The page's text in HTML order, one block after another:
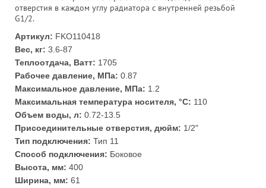
отверстия в каждом углу радиатора с внутренней резьбой
G1/2.
Артикул: FKO110418
Вес, кг: 3.6-87
Теплоотдача, Ватт: 1705
Рабочее давление, МПа: 0.87
Максимальное давление, МПа: 1.2
Максимальная температура носителя, °С: 110
Объем воды, л: 0.72-13.5
Присоединительные отверстия, дюйм: 1/2"
Тип подключения: Тип 11
Способ подключения: Боковое
Высота, мм: 400
Ширина, мм: 61